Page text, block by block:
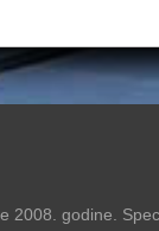
2008. godine.